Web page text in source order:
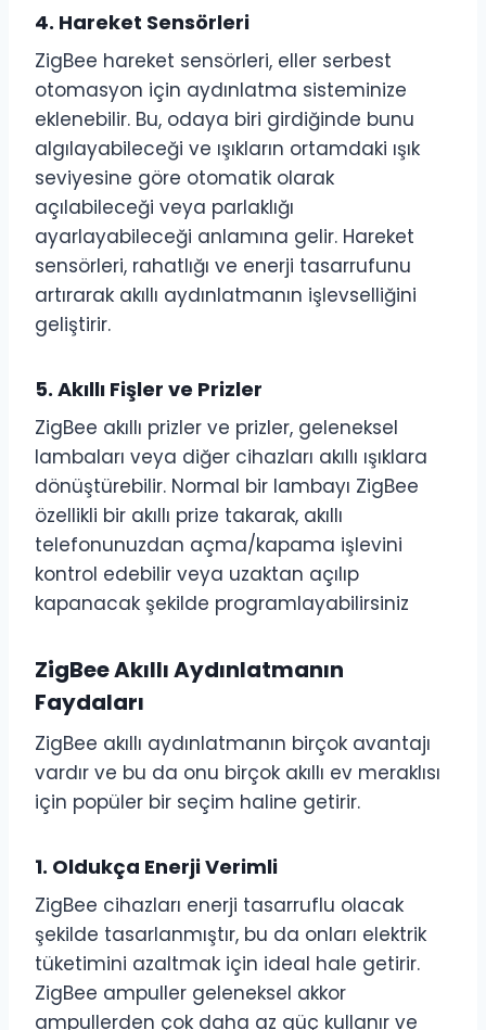
4. Hareket Sensörleri
ZigBee hareket sensörleri, eller serbest
otomasyon için aydınlatma sisteminize
eklenebilir. Bu, odaya biri girdiğinde bunu
algılayabileceği ve ışıkların ortamdaki ışık
seviyesine göre otomatik olarak
açılabileceği veya parlaklığı
ayarlayabileceği anlamına gelir. Hareket
sensörleri, rahatlığı ve enerji tasarrufunu
artırarak akıllı aydınlatmanın işlevselliğini
geliştirir.
5. Akıllı Fişler ve Prizler
ZigBee akıllı prizler ve prizler, geleneksel
lambaları veya diğer cihazları akıllı ışıklara
dönüştürebilir. Normal bir lambayı ZigBee
özellikli bir akıllı prize takarak, akıllı
telefonunuzdan açma/kapama işlevini
kontrol edebilir veya uzaktan açılıp
kapanacak şekilde programlayabilirsiniz
ZigBee Akıllı Aydınlatmanın
Faydaları
ZigBee akıllı aydınlatmanın birçok avantajı
vardır ve bu da onu birçok akıllı ev meraklısı
için popüler bir seçim haline getirir.
1. Oldukça Enerji Verimli
ZigBee cihazları enerji tasarruflu olacak
şekilde tasarlanmıştır, bu da onları elektrik
tüketimini azaltmak için ideal hale getirir.
ZigBee ampuller geleneksel akkor
ampullerden çok daha az güç kullanır ve